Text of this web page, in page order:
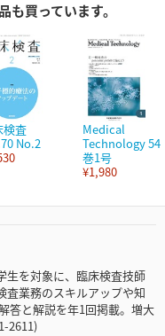
買っています。
検査
No.2
Medical
Technology 54
巻1号
¥1,980
生を対象に、臨床検査技師
査業務のスキルアップや知
答と解説を年1回掲載。増大
2611)